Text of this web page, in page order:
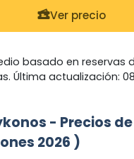
Ver precio
basado en reservas
Última actualización:
- Precios
2026 )